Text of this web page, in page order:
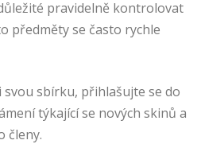
pravidelně kontrolovat
předměty se často rychle
svou sbírku, přihlašujte se do
týkající se nových skinů a
členy.